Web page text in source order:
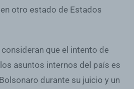
otro estado de Estados
que el intento de
asuntos internos del país es
durante su juicio y un